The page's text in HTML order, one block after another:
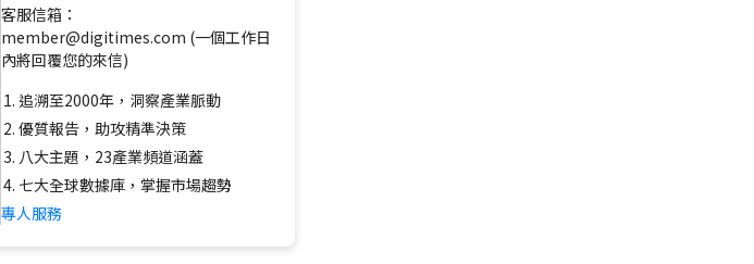
客服信箱：
member@digitimes.com (一個工作日
內將回覆您的來信)
追溯至2000年，洞察產業脈動
優質報告，助攻精準決策
八大主題，23產業頻道涵蓋
七大全球數據庫，掌握市場趨勢
專人服務